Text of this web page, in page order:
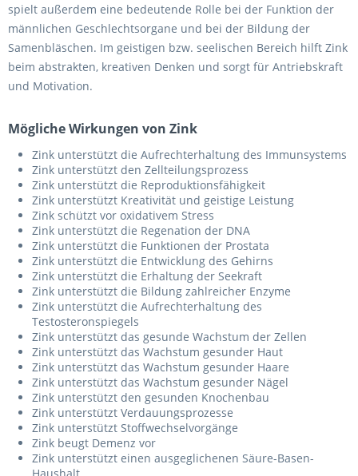
spielt außerdem eine bedeutende Rolle bei der Funktion der
männlichen Geschlechtsorgane und bei der Bildung der
Samenbläschen. Im geistigen bzw. seelischen Bereich hilft Zink
beim abstrakten, kreativen Denken und sorgt für Antriebskraft
und Motivation.
Mögliche Wirkungen von Zink
Zink unterstützt die Aufrechterhaltung des Immunsystems
Zink unterstützt den Zellteilungsprozess
Zink unterstützt die Reproduktionsfähigkeit
Zink unterstützt Kreativität und geistige Leistung
Zink schützt vor oxidativem Stress
Zink unterstützt die Regenation der DNA
Zink unterstützt die Funktionen der Prostata
Zink unterstützt die Entwicklung des Gehirns
Zink unterstützt die Erhaltung der Seekraft
Zink unterstützt die Bildung zahlreicher Enzyme
Zink unterstützt die Aufrechterhaltung des
Testosteronspiegels
Zink unterstützt das gesunde Wachstum der Zellen
Zink unterstützt das Wachstum gesunder Haut
Zink unterstützt das Wachstum gesunder Haare
Zink unterstützt das Wachstum gesunder Nägel
Zink unterstützt den gesunden Knochenbau
Zink unterstützt Verdauungsprozesse
Zink unterstützt Stoffwechselvorgänge
Zink beugt Demenz vor
Zink unterstützt einen ausgeglichenen Säure-Basen-
Haushalt